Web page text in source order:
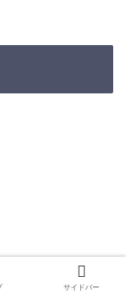
サイドバー